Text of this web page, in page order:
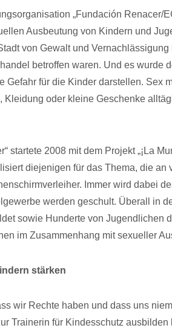
„Fundación Renacer/
Ausbeutung von Kindern und
von Gewalt und
betroffen waren. Und es wurde
Gefahr für die Kinder darstellen.
Kleidung oder kleine Geschenke
startete 2008 mit dem Projekt „¡La
diejenigen für das Thema, die an
Immer wird dabei
werden geschult. Überall in
sowie Hunderte von Jugendlichen
im Zusammenhang mit sexueller
stärken
wir Rechte haben und dass uns
Trainerin für Kindesschutz